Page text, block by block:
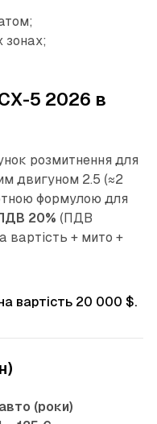
зонах;
5 2026 в
розмитнення для
двигуном 2.5 (≈2
формулою для
20% (ПДВ
вартість + мито +
вартість 20 000 $.
(роки)